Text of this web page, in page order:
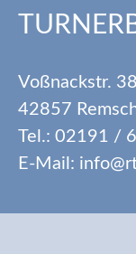
Voßnackstr. 38
42857
Tel.: 02191 /
E-Mail: